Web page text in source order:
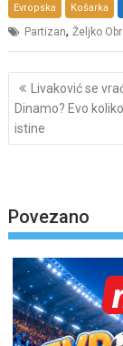
Evropska Košarka
Partizan,Željko
Post
navigation
Livaković se
Dinamo? Evo
istine
Povezano